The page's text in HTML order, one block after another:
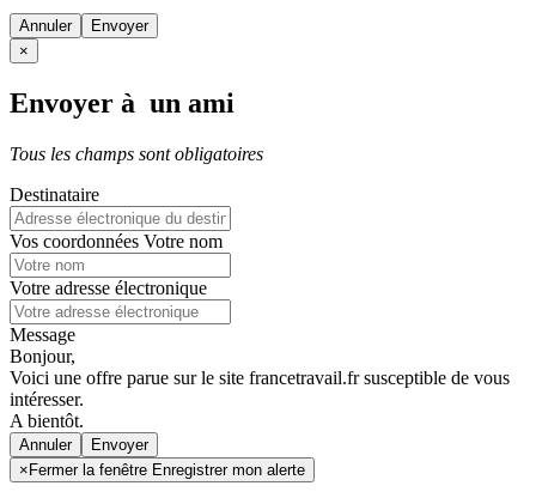
Annuler
×
Envoyer à un ami
Tous les champs sont obligatoires
Destinataire
Vos coordonnées Votre nom
Votre adresse électronique
Message
Bonjour,
Voici une offre parue sur le site francetravail.fr susceptible de vous
intéresser.
A bientôt.
Annuler
×Fermer la fenêtre Enregistrer mon alerte